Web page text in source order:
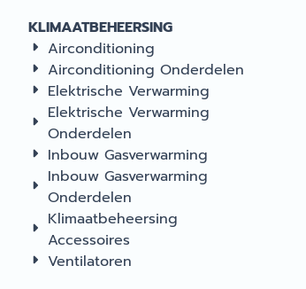
KLIMAATBEHEERSING
Airconditioning
Airconditioning Onderdelen
Elektrische Verwarming
Elektrische Verwarming
Onderdelen
Inbouw Gasverwarming
Inbouw Gasverwarming
Onderdelen
Klimaatbeheersing
Accessoires
Ventilatoren